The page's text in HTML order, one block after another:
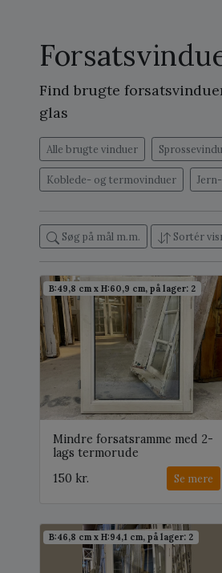
Find brugte
glas
Alle brugte vinduer
Koblede- og termovinduer
Søg på mål m.m. Sortér
B:49,8 cm x H:60,9 cm, på lager: 2
Mindre forsatsramme med 2-
lags termorude
150 kr.
Se mere
B:46,8 cm x H:94,1 cm, på lager: 2